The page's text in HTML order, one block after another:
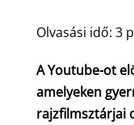
Olvasási idő: 3
A Youtube-ot
amelyeken
rajzfilmsztárjai